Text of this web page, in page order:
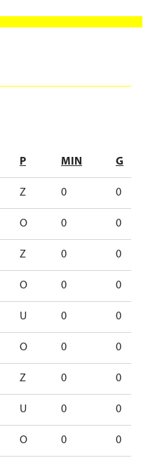
P MIN G
Z 0 0
O 0 0
Z 0 0
O 0 0
U 0 0
O 0 0
Z 0 0
U 0 0
O 0 0